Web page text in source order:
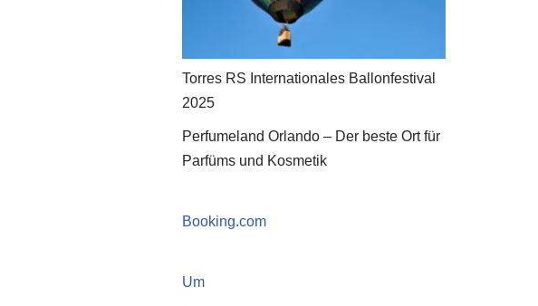
Torres RS Internationales Ballonfestival
2025
Perfumeland Orlando – Der beste Ort für
Parfüms und Kosmetik
Booking.com
Um